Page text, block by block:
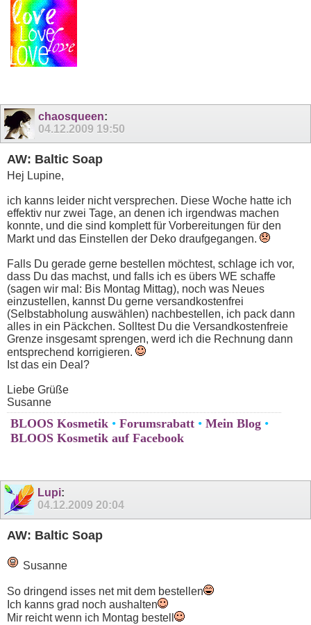
chaosqueen:
04.12.2009 19:50
AW: Baltic Soap
Hej Lupine,
ich kanns leider nicht versprechen. Diese Woche hatte ich
effektiv nur zwei Tage, an denen ich irgendwas machen
konnte, und die sind komplett für Vorbereitungen für den
Markt und das Einstellen der Deko draufgegangen.
Falls Du gerade gerne bestellen möchtest, schlage ich vor,
dass Du das machst, und falls ich es übers WE schaffe
(sagen wir mal: Bis Montag Mittag), noch was Neues
einzustellen, kannst Du gerne versandkostenfrei
(Selbstabholung auswählen) nachbestellen, ich pack dann
alles in ein Päckchen. Solltest Du die Versandkostenfreie
Grenze insgesamt sprengen, werd ich die Rechnung dann
entsprechend korrigieren.
Ist das ein Deal?
Liebe Grüße
Susanne
BLOOS Kosmetik • Forumsrabatt • Mein Blog •
BLOOS Kosmetik auf Facebook
Lupi:
04.12.2009 20:04
AW: Baltic Soap
Susanne
So dringend isses net mit dem bestellen
Ich kanns grad noch aushalten
Mir reicht wenn ich Montag bestell